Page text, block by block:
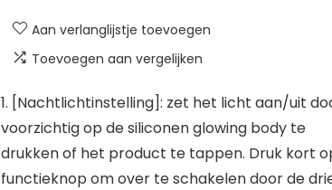
Aan verlanglijstje toevoegen
Toevoegen aan vergelijken
1. [Nachtlichtinstelling]: zet het licht aan/uit
voorzichtig op de siliconen glowing body te
drukken of het product te tappen. Druk kort
functieknop om over te schakelen door de